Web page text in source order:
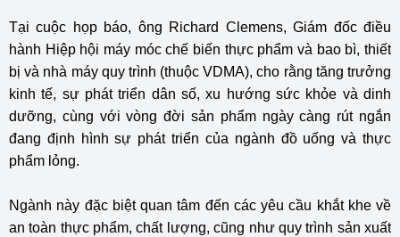
Tại cuộc họp báo, ông Richard Clemens, Giám đốc điều
hành Hiệp hội máy móc chế biến thực phẩm và bao bì, thiết
bị và nhà máy quy trình (thuộc VDMA), cho rằng tăng trưởng
kinh tế, sự phát triển dân số, xu hướng sức khỏe và dinh
dưỡng, cùng với vòng đời sản phẩm ngày càng rút ngắn
đang định hình sự phát triển của ngành đồ uống và thực
phẩm lỏng.
Ngành này đặc biệt quan tâm đến các yêu cầu khắt khe về
an toàn thực phẩm, chất lượng, cũng như quy trình sản xuất